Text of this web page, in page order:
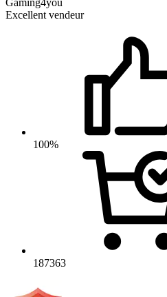
Gaming4you
Excellent vendeur
100%
187363